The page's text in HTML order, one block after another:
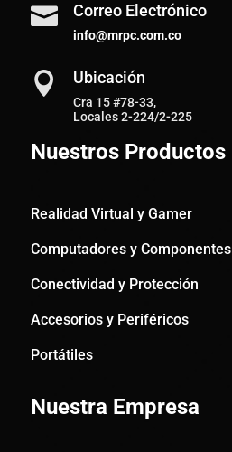
 Correo Electrónico
info@mrpc.com.co
 Ubicación
Cra 15 #78-33,
Locales 2-224/2-225
Nuestros Productos
Realidad Virtual y Gamer
Computadores y Componentes
Conectividad y Protección
Accesorios y Periféricos
Portátiles
Nuestra Empresa